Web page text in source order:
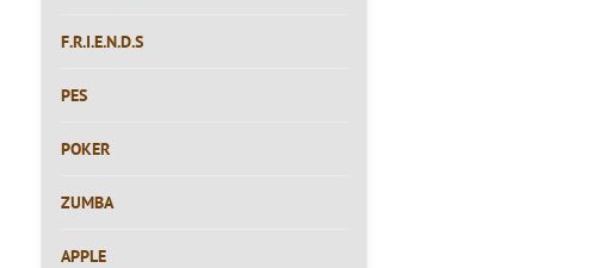
F.R.I.E.N.D.S
PES
POKER
ZUMBA
APPLE